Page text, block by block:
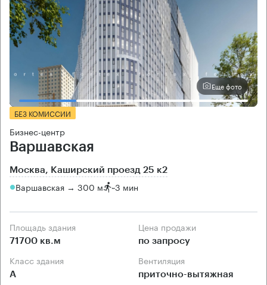
Еще фото
БЕЗ КОМИССИИ
Бизнес-центр
Варшавская
Москва, Каширский проезд 25 к2
Варшавская → 300 м ~3 мин
Площадь здания
71700 кв.м
Цена продажи
по запросу
Класс здания
А
Вентиляция
приточно-вытяжная